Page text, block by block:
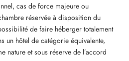
cas de force majeure ou
réservée à disposition du
de faire héberger totalement
un hôtel de catégorie équivalente,
nature et sous réserve de l’accord